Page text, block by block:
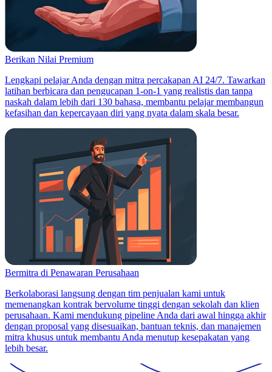
Berikan Nilai Premium
Lengkapi pelajar Anda dengan mitra percakapan AI 24/7. Tawarkan
latihan berbicara dan pengucapan 1-on-1 yang realistis dan tanpa
naskah dalam lebih dari 130 bahasa, membantu pelajar membangun
kefasihan dan kepercayaan diri yang nyata dalam skala besar.
Bermitra di Penawaran Perusahaan
Berkolaborasi langsung dengan tim penjualan kami untuk
memenangkan kontrak bervolume tinggi dengan sekolah dan klien
perusahaan. Kami mendukung pipeline Anda dari awal hingga akhir
dengan proposal yang disesuaikan, bantuan teknis, dan manajemen
mitra khusus untuk membantu Anda menutup kesepakatan yang
lebih besar.